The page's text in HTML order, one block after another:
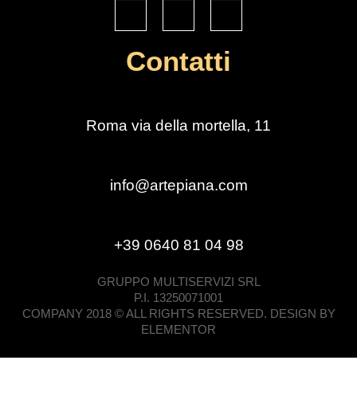
Contatti
Roma via della mortella, 11
info@artepiana.com
+39 0640 81 04 98
GRUPPO MULTISERVIZI SRL
P.I. 13250071001
COMPANY 2018 © ALL RIGHTS RESERVED. DESIGN BY
ELEMENTOR